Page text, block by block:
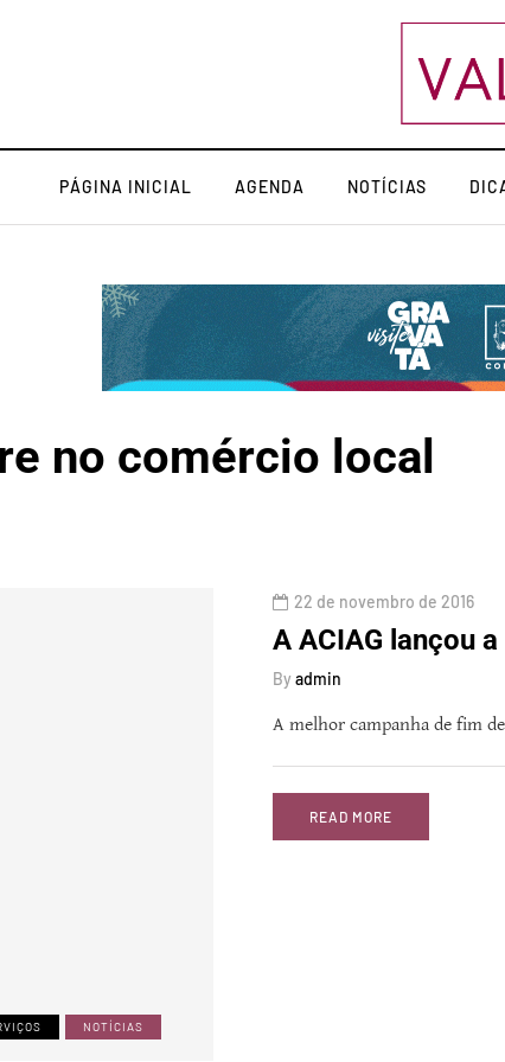
PÁGINA INICIAL AGENDA NOTÍCIAS
no comércio local
NOTÍCIAS
22 de novembro de 2016
A ACIAG lançou
By admin
A melhor campanha de fim
READ MORE